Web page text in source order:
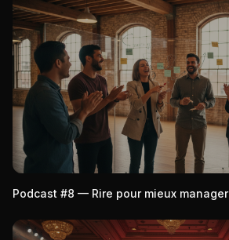
Podcast #8 — Rire pour mieux manager